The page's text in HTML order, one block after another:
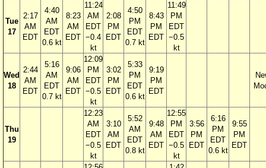
Tue
17
2:17
AM
EDT
4:40
AM
EDT
0.6 kt
8:23
AM
EDT
11:24
AM
EDT
−0.4
kt
2:08
PM
EDT
4:50
PM
EDT
0.7 kt
8:43
PM
EDT
11:49
PM
EDT
−0.5
kt
Wed
18
2:44
AM
EDT
5:16
AM
EDT
0.7 kt
9:06
AM
EDT
12:09
PM
EDT
−0.5
kt
3:02
PM
EDT
5:33
PM
EDT
0.6 kt
9:19
PM
EDT
Thu
19
12:23
AM
EDT
−0.5
kt
3:10
AM
EDT
5:52
AM
EDT
0.8 kt
9:48
AM
EDT
12:55
PM
EDT
−0.5
kt
3:56
PM
EDT
6:16
PM
EDT
0.6 kt
9:55
PM
EDT